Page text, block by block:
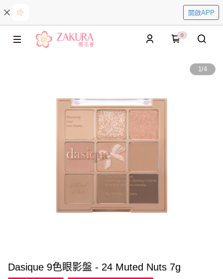
開啟APP
0
1/4
Dasique 9色眼影盤 - 24 Muted Nuts 7g